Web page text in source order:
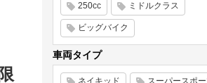
250cc ミドルクラス
ビッグバイク
車両タイプ